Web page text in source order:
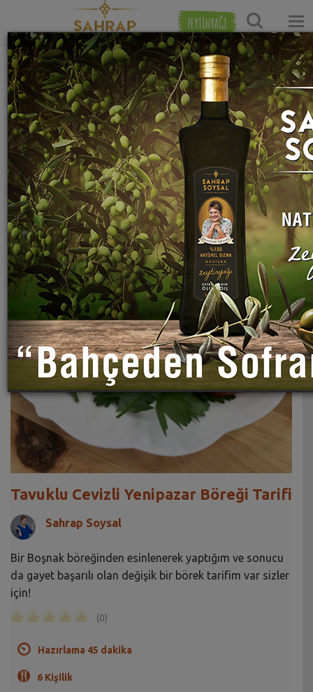
ZEYTİNYAĞI
Ana Sayfa Hamur İşi Tarifleri Börek Tarifleri
Tavuklu Cevizli Yenipazar Böreği Tarifi
Sahrap Soysal
Bir Boşnak böreğinden esinlenerek yaptığım ve sonucu
da gayet başarılı olan değişik bir börek tarifim var sizler
için!
(0)
Hazırlama 45 dakika
6 Kişilik